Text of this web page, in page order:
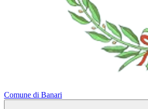
Comune di Banari